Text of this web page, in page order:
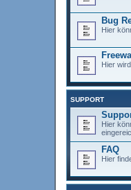
Bug
Hier
Hier
SUPPORT
Hier
FAQ
Hier